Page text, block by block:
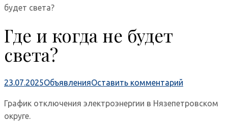
будет света?
Где и когда не будет
света?
23.07.2025ОбъявленияОставить комментарий
График отключения электроэнергии в Нязепетровском
округе.